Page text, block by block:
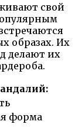
свой
образах. Их
делают их
форма